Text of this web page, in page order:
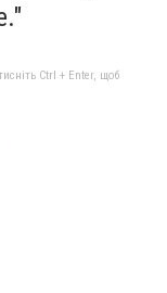
Ctrl + Enter, щоб